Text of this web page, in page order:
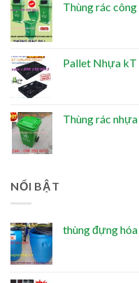
Thùng rác
Pallet Nhựa kT
Thùng rác
NỔI BẬT
thùng đựng